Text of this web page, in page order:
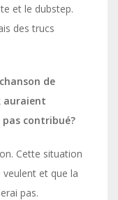
et le dubstep.
des trucs
de
auraient
contribué?
Cette situation
veulent et que la
pas.